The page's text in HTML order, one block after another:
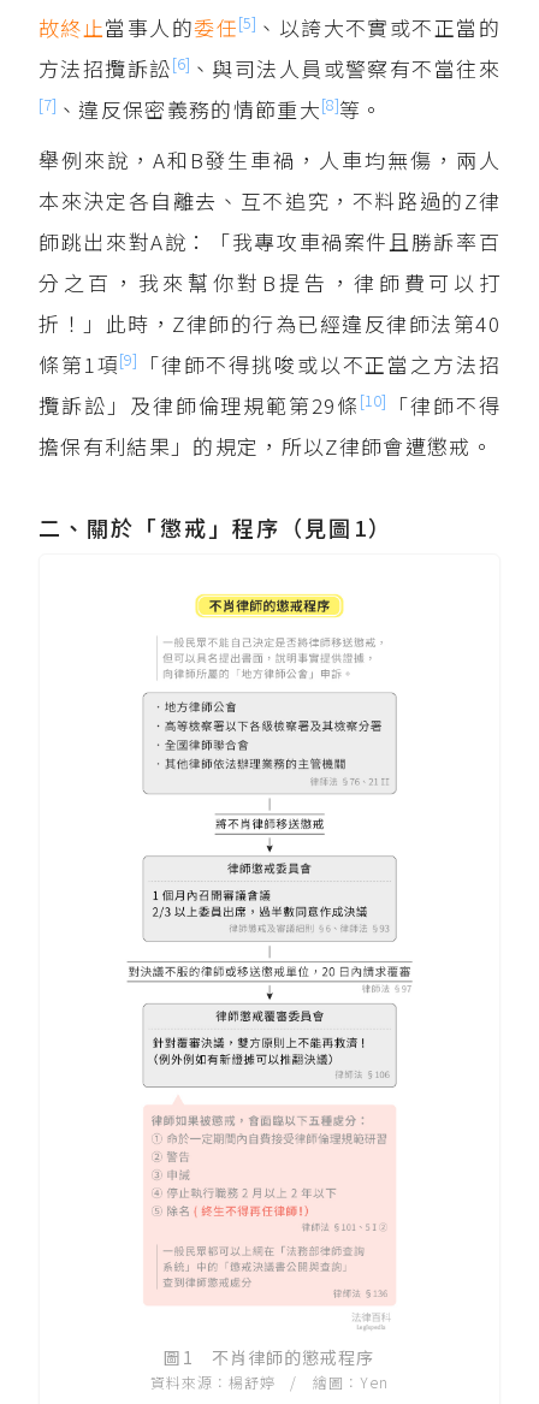
故終止當事人的委任[5] 、以誇大不實或不正當的
方法招攬訴訟[6] 、與司法人員或警察有不當往來
[7] 、違反保密義務的情節重大[8]等。
舉例來說，A和B發生車禍，人車均無傷，兩人
本來決定各自離去、互不追究，不料路過的Z律
師跳出來對A說：「我專攻車禍案件且勝訴率百
分之百，我來幫你對B提告，律師費可以打
折！」此時，Z律師的行為已經違反律師法第40
條第1項[9]
「律師不得挑唆或以不正當之方法招
攬訴訟」及律師倫理規範第29條 [10]
「律師不得
擔保有利結果」的規定，所以Z律師會遭懲戒。
二、關於「懲戒」程序（見圖1）
圖1 不肖律師的懲戒程序
資料來源：楊舒婷 / 繪圖：Yen